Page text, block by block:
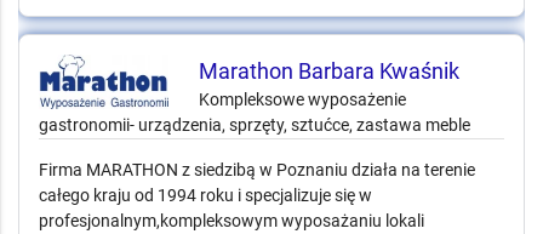
Marathon Barbara Kwaśnik
Kompleksowe wyposażenie
gastronomii- urządzenia, sprzęty, sztućce, zastawa meble
Firma MARATHON z siedzibą w Poznaniu działa na terenie
całego kraju od 1994 roku i specjalizuje się w
profesjonalnym,kompleksowym wyposażaniu lokali